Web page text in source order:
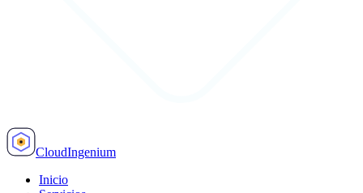
CloudIngenium
Inicio